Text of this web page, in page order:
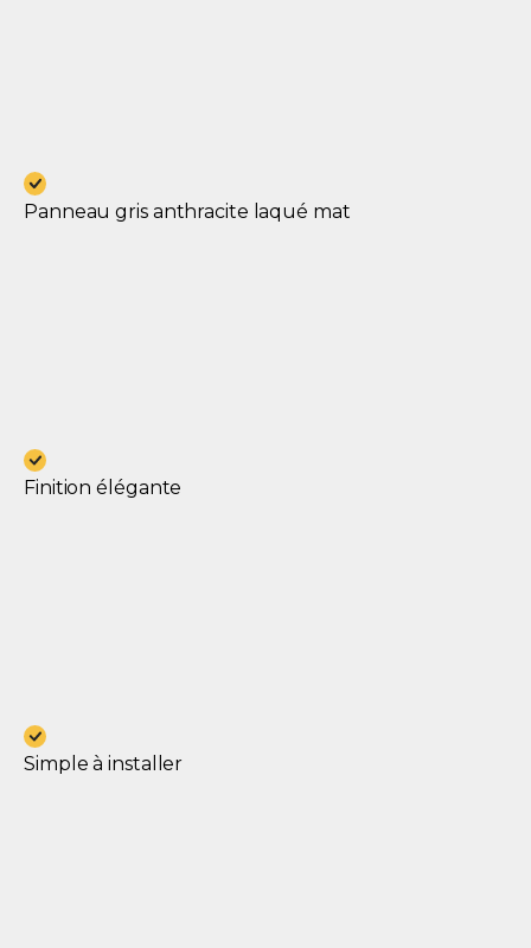
Panneau gris anthracite laqué mat
Finition élégante
Simple à installer